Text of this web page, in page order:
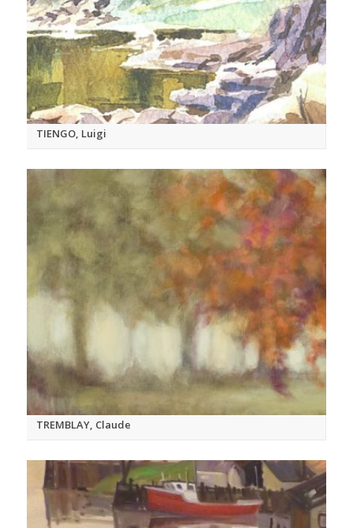
TIENGO, Luigi
TREMBLAY, Claude